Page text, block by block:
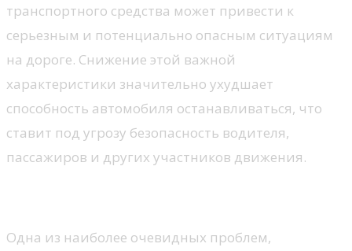
транспортного средства может привести к
серьезным и потенциально опасным ситуациям
на дороге. Снижение этой важной
характеристики значительно ухудшает
способность автомобиля останавливаться, что
ставит под угрозу безопасность водителя,
пассажиров и других участников движения.
Одна из наиболее очевидных проблем,